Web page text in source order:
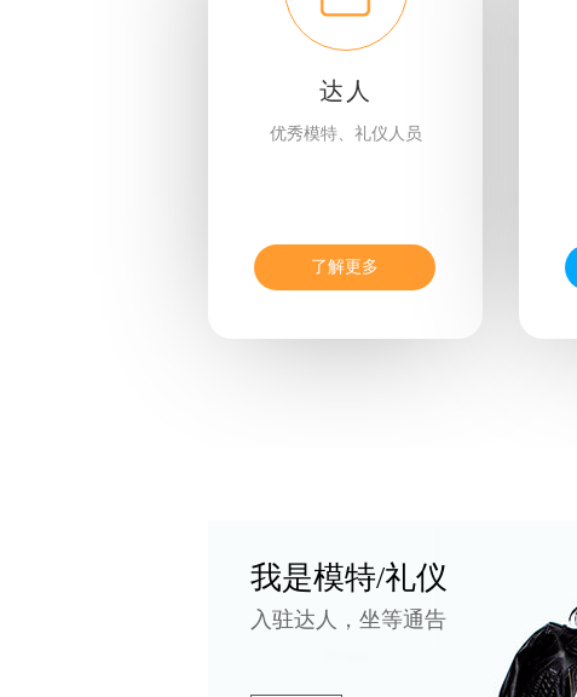
达人
优秀模特、礼仪人员
了解更多
我是模特/礼仪
入驻达人，坐等通告